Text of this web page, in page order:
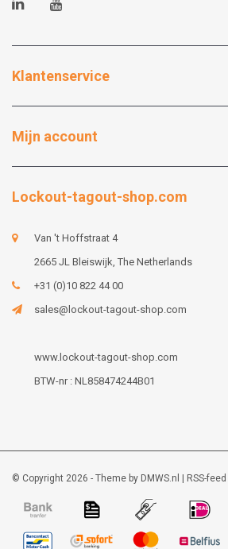
Klantenservice
Mijn account
Lockout-tagout-shop.com
Van 't Hoffstraat 4
2665 JL Bleiswijk, The Netherlands
+31 (0)10 822 44 00
sales@lockout-tagout-shop.com
www.lockout-tagout-shop.com
BTW-nr : NL858474244B01
© Copyright 2026 - Theme by DMWS.nl RSS-feed